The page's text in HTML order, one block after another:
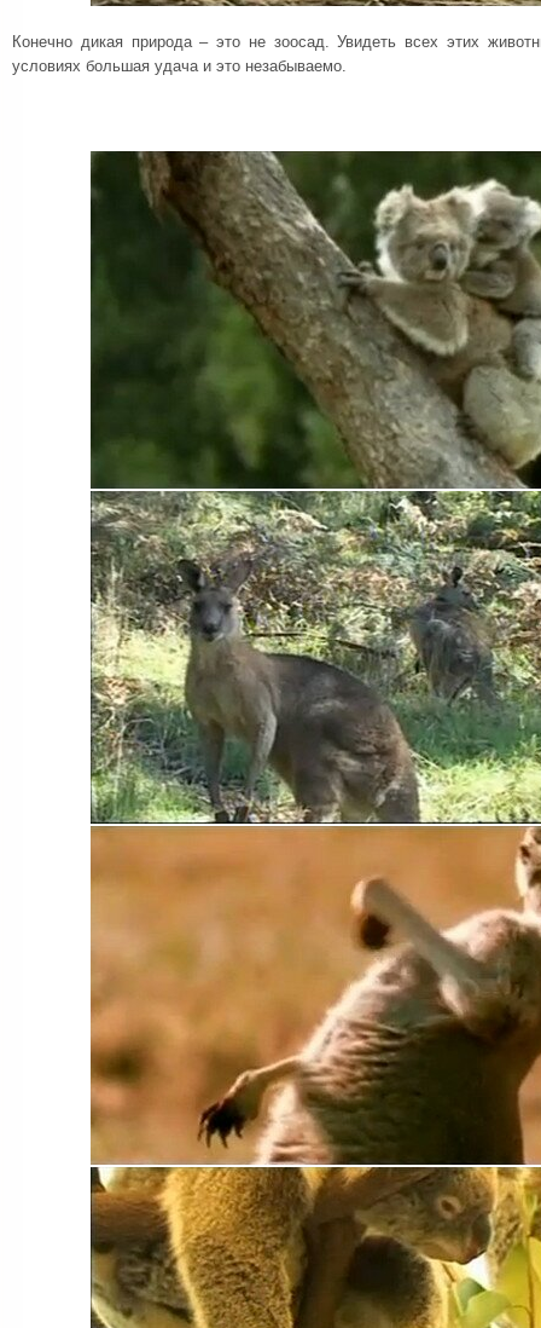
Конечно дикая природа – это не зоосад. Увидеть всех этих
условиях большая удача и это незабываемо.